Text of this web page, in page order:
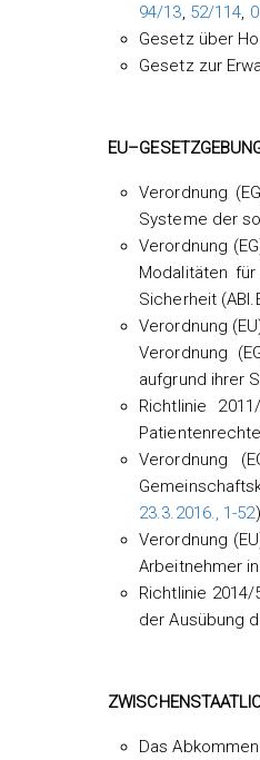
94/13, 52/114,
Gesetz über
Gesetz zur
EU–
Verordnung
Systeme der
Verordnung
Modalitäten
Sicherheit
Verordnung
Verordnung
aufgrund ihrer
Richtlinie
Verordnung
23.3.2016., 1-52)
Verordnung
Arbeitnehmer
Richtlinie
der Ausübung
Das